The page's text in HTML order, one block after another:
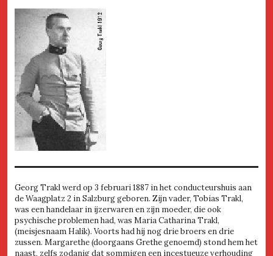
Georg Trakl werd op 3 februari 1887 in het conducteurshuis aan
de Waagplatz 2 in Salzburg geboren. Zijn vader, Tobias Trakl,
was een handelaar in ijzerwaren en zijn moeder, die ook
psychische problemen had, was Maria Catharina Trakl,
(meisjesnaam Halik). Voorts had hij nog drie broers en drie
zussen. Margarethe (doorgaans Grethe genoemd) stond hem het
naast, zelfs zodanig dat sommigen een incestueuze verhouding